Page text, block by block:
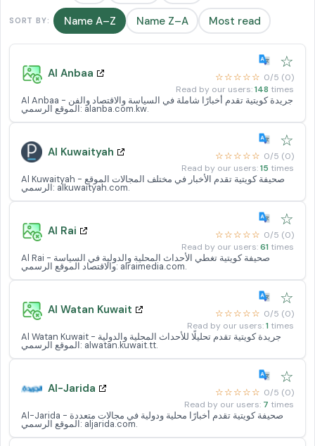
SORT BY: Name A–Z Name Z–A Most read
Al Anbaa
☆
☆☆☆☆☆ 0/5 (0)
Read by our users:148 times
Al Anbaa - جريدة كويتية تقدم أخبارًا شاملة في السياسة والاقتصاد والفن
الموقع الرسمي: alanba.com.kw.
Al Kuwaityah
☆
☆☆☆☆☆ 0/5 (0)
Read by our users:15 times
Al Kuwaityah - صحيفة كويتية تقدم الأخبار في مختلف المجالات الموقع
الرسمي: alkuwaityah.com.
Al Rai
☆
☆☆☆☆☆ 0/5 (0)
Read by our users:61 times
Al Rai - صحيفة كويتية تغطي الأحداث المحلية والدولية في السياسة
والاقتصاد الموقع الرسمي: alraimedia.com.
Al Watan Kuwait
☆
☆☆☆☆☆ 0/5 (0)
Read by our users:1 times
Al Watan Kuwait - جريدة كويتية تقدم تحليلًا للأحداث المحلية والدولية
الموقع الرسمي: alwatan.kuwait.tt.
Al-Jarida
☆
☆☆☆☆☆ 0/5 (0)
Read by our users: 7 times
Al-Jarida - صحيفة كويتية تقدم أخبارًا محلية ودولية في مجالات متعددة
الموقع الرسمي: aljarida.com.